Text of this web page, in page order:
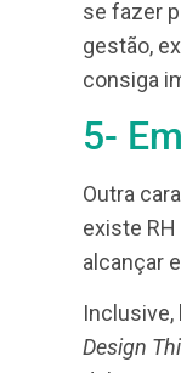
Mas
os
amplo.
Aliás,